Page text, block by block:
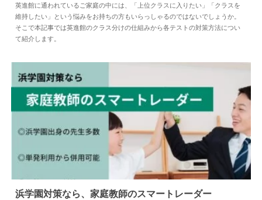
塾 2026.05.26
英進館に通われているご家庭の中には、「上位クラスに入りたい」「クラスを
維持したい」という悩みをお持ちの方もいらっしゃるのではないでしょうか。
そこで本記事では英進館のクラス分けの仕組みから各テストの対策方法につい
て紹介します。
浜学園対策なら、家庭教師のスマートレーダー